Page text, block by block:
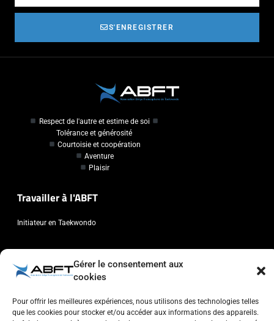
Gérer le consentement aux
cookies
Pour offrir les meilleures expériences, nous utilisons des technologies telles
que les cookies pour stocker et/ou accéder aux informations des appareils.
S'ENREGISTRER
Respect de l'autre et estime de soi
Tolérance et générosité
Courtoisie et coopération
Aventure
Plaisir
Travailler à l'ABFT
Initiateur en Taekwondo
Contact
Association Belge Francophone de Taekwondo
info@abft.be